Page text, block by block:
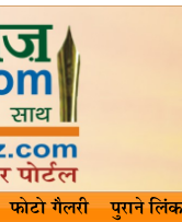
फोटो गैलरी पुराने लिंक